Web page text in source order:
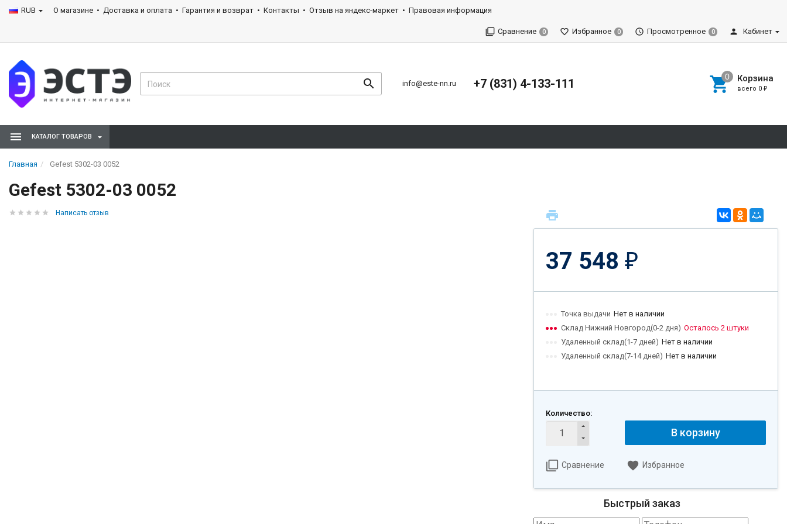
RUB О магазине Доставка и оплата Гарантия и возврат Контакты Отзыв на яндекс-маркет Правовая информация
Сравнение 0 Избранное 0 Просмотренное 0 Кабинет
info@este-nn.ru +7 (831) 4-133-111 Корзина
всего 0 ₽
КАТАЛОГ ТОВАРОВ
Главная Gefest 5302-03 0052
Gefest 5302-03 0052
Написать отзыв
37 548 ₽
Точка выдачи Нет в наличии
Склад Нижний Новгород(0-2 дня) Осталось 2 штуки
Удаленный склад(1-7 дней) Нет в наличии
Удаленный склад(7-14 дней) Нет в наличии
Количество:
В корзину
Сравнение Избранное
Быстрый заказ